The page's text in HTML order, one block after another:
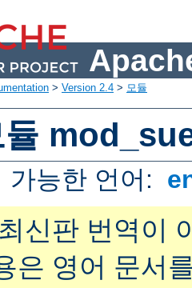
> Version 2.4 > 모듈
듈
가능한 언어:
신판 번역이
은 영어 문서